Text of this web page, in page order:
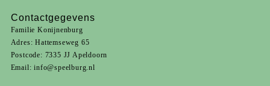
Contactgegevens
Familie Konijnenburg
Adres: Hattemseweg 65
Postcode: 7335 JJ Apeldoorn
Email:info@speelburg.nl